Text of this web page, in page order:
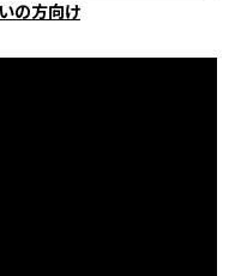
の方向け